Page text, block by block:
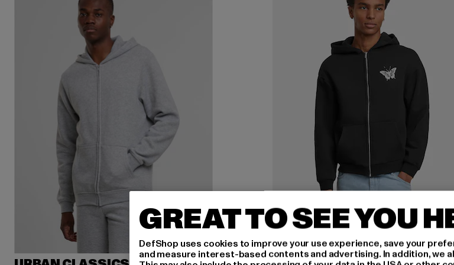
MISTER TEE UPSCALE
Let‘s Get Lost Fluffy
GREAT TO SEE YOU
DefShop uses cookies to improve your use experience, save your
and measure interest-based contents and advertising. In addition, we